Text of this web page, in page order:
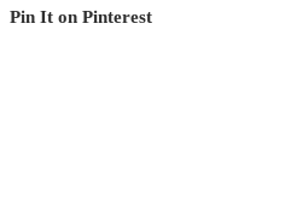
Pin It on Pinterest